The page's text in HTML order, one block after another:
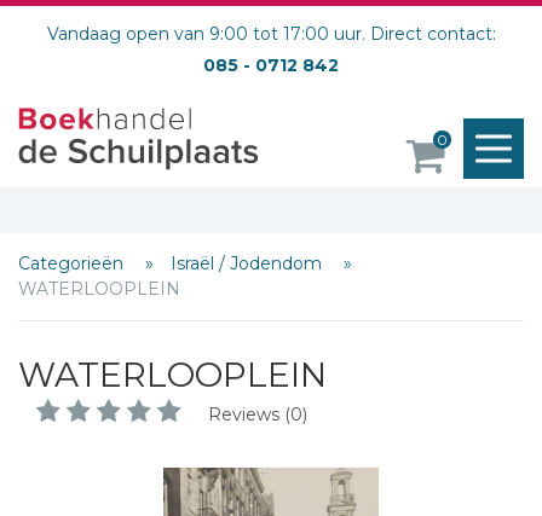
Vandaag open van 9:00 tot 17:00 uur. Direct contact:
085 - 0712 842
0
Categorieën
Israël / Jodendom
WATERLOOPLEIN
WATERLOOPLEIN
Reviews (0)